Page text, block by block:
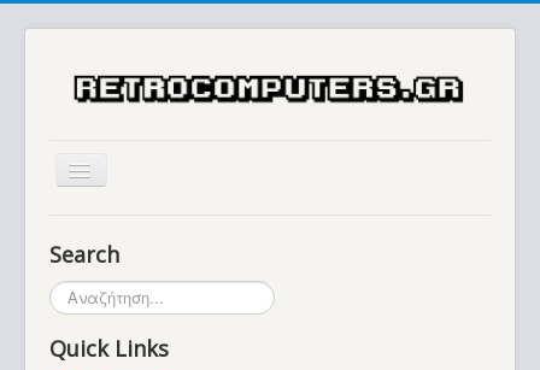
Μουσείο
Search
Αναζήτηση...
Quick Links